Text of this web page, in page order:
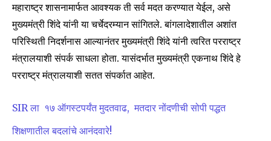
SUBSCRIBE
I've read and accept thePrivacy Policy .
महाराष्ट्र शासनामार्फत आवश्यक ती सर्व मदत करण्यात येईल, असे
मुख्यमंत्री शिंदे यांनी या चर्चेदरम्यान सांगितले. बांगलादेशातील अशांत
परिस्थिती निदर्शनास आल्यानंतर मुख्यमंत्री शिंदे यांनी त्वरित परराष्ट्र
मंत्रालयाशी संपर्क साधला होता. यासंदर्भात मुख्यमंत्री एकनाथ शिंदे हे
परराष्ट्र मंत्रालयाशी सतत संपर्कात आहेत.
SIR ला १७ ऑगस्टपर्यंत मुदतवाढ, मतदार नोंदणीची सोपी पद्धत
शिक्षणातील बदलांचे आनंदवारे!